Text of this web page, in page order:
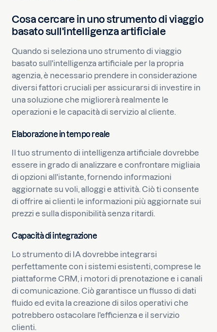
Cosa cercare in uno strumento di viaggio
basato sull'intelligenza artificiale
Quando si seleziona uno strumento di viaggio
basato sull'intelligenza artificiale per la propria
agenzia, è necessario prendere in considerazione
diversi fattori cruciali per assicurarsi di investire in
una soluzione che migliorerà realmente le
operazioni e le capacità di servizio al cliente.
Elaborazione in tempo reale
Il tuo strumento di intelligenza artificiale dovrebbe
essere in grado di analizzare e confrontare migliaia
di opzioni all'istante, fornendo informazioni
aggiornate su voli, alloggi e attività. Ciò ti consente
di offrire ai clienti le informazioni più aggiornate sui
prezzi e sulla disponibilità senza ritardi.
Capacità di integrazione
Lo strumento di IA dovrebbe integrarsi
perfettamente con i sistemi esistenti, comprese le
piattaforme CRM, i motori di prenotazione e i canali
di comunicazione. Ciò garantisce un flusso di dati
fluido ed evita la creazione di silos operativi che
potrebbero ostacolare l'efficienza e il servizio
clienti.